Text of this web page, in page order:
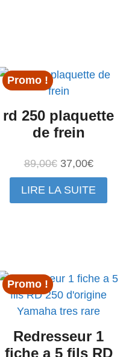
Promo !
rd 250 plaquette
de frein
89,00€ Le
prix
initial
37,00€Le
prix
actuel
LIRE LA SUITE
Promo !
Redresseur 1
fiche a 5 fils RD